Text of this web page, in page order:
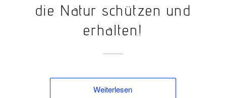
die Natur schützen und
erhalten!
Weiterlesen